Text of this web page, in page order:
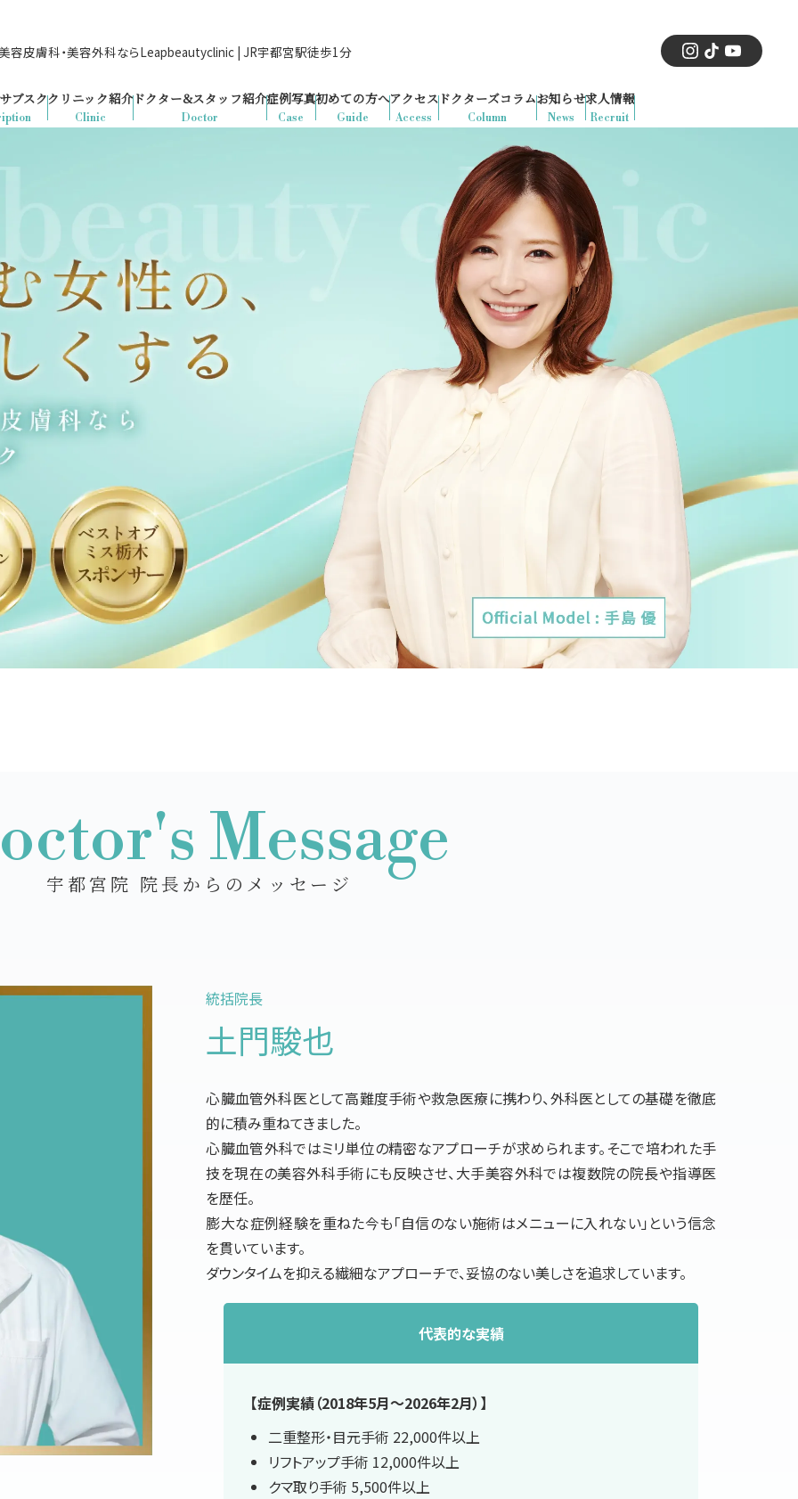
容皮膚科・美容外科ならLeapbeautyclinic | JR宇都宮駅徒歩1分
ブスク
Clinic
クリニック紹介
Doctor
ドクター&スタッフ紹介
Case
症例写真
Guide
初めての方へ
Access
アクセス
Column
ドクターズコラム
News
お知らせ
Recruit
求人情報
Message
宇都宮院 院長からのメッセージ
統括院長
土門駿也
心臓血管外科医として高難度手術や救急医療に携わり、外科医としての基礎を徹底
的に積み重ねてきました。
心臓血管外科ではミリ単位の精密なアプローチが求められます。そこで培われた手
技を現在の美容外科手術にも反映させ、大手美容外科では複数院の院長や指導医
を歴任。
膨大な症例経験を重ねた今も「自信のない施術はメニューに入れない」という信念
を貫いています。
ダウンタイムを抑える繊細なアプローチで、妥協のない美しさを追求しています。
代表的な実績
【症例実績（2018年5月〜2026年2月）】
二重整形・目元手術 22,000件以上
リフトアップ手術 12,000件以上
クマ取り手術 5,500件以上